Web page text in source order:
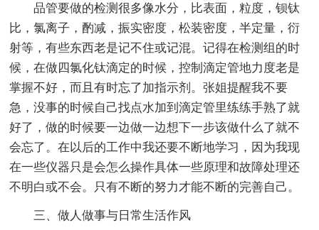
品管要做的检测很多像水分，比表面，粒度，钡钛
比，氯离子，酌减，振实密度，松装密度，半定量，衍
射等，有些东西老是记不住或记混。记得在检测组的时
候，在做四氯化钛滴定的时候，控制滴定管地力度老是
掌握不好，而且有时忘了加指示剂。张姐提醒我不要
急，没事的时候自己找点水加到滴定管里练练手熟了就
好了，做的时候要一边做一边想下一步该做什么了就不
会忘了。在以后的工作中我还要不断地学习，因为我现
在一些仪器只是会怎么操作具体一些原理和故障处理还
不明白或不会。只有不断的努力才能不断的完善自己。
三、做人做事与日常生活作风